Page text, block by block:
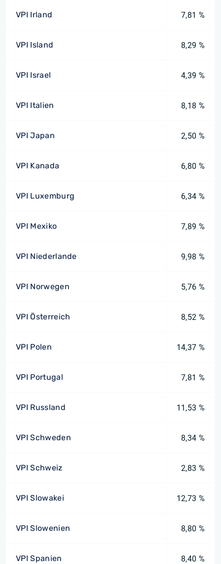
VPI Irland 7,81 %
VPI Island 8,29 %
VPI Israel 4,39 %
VPI Italien 8,18 %
VPI Japan 2,50 %
VPI Kanada 6,80 %
VPI Luxemburg 6,34 %
VPI Mexiko 7,89 %
VPI Niederlande 9,98 %
VPI Norwegen 5,76 %
VPI Österreich 8,52 %
VPI Polen 14,37 %
VPI Portugal 7,81 %
VPI Russland 11,53 %
VPI Schweden 8,34 %
VPI Schweiz 2,83 %
VPI Slowakei 12,73 %
VPI Slowenien 8,80 %
VPI Spanien 8,40 %